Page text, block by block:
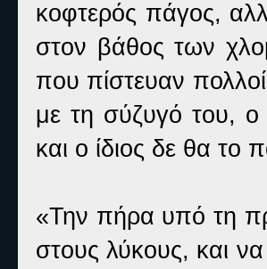
κοφτερός πάγος,
στον βάθος των
που πίστευαν
με τη σύζυγό του,
και ο ίδιος δε θα το
«Την πήρα υπό τη
στους λύκους, και